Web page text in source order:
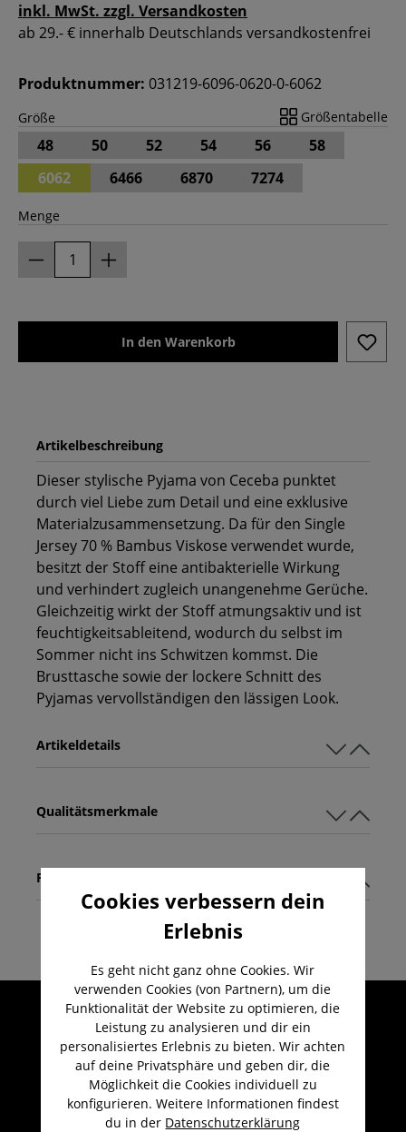
inkl. MwSt. zzgl. Versandkosten
ab 29.- € innerhalb Deutschlands versandkostenfrei
Produktnummer: 031219-6096-0620-0-6062
Größe Größentabelle
48 50 52 54 56
58
6062
6466 6870 7274
Menge
In den Warenkorb
Artikelbeschreibung
Dieser stylische Pyjama von Ceceba punktet
durch viel Liebe zum Detail und eine exklusive
Materialzusammensetzung. Da für den Single
Jersey 70 % Bambus Viskose verwendet wurde,
besitzt der Stoff eine antibakterielle Wirkung
und verhindert zugleich unangenehme Gerüche.
Gleichzeitig wirkt der Stoff atmungsaktiv und ist
feuchtigkeitsableitend, wodurch du selbst im
Sommer nicht ins Schwitzen kommst. Die
Brusttasche sowie der lockere Schnitt des
Pyjamas vervollständigen den lässigen Look.
Qualitätsmerkmale
Artikeldetails
Pflegehinweise
Umfangreicher Kundenservice
Kauf auf Rechnung
Kostenloser Versand ab 29,-€
Lieferzeit 1-3 Werktage
30 Tage kostenlose Retoure
Cookies verbessern dein
Erlebnis
Es geht nicht ganz ohne Cookies. Wir
verwenden Cookies (von Partnern), um die
Funktionalität der Website zu optimieren, die
Leistung zu analysieren und dir ein
personalisiertes Erlebnis zu bieten. Wir achten
auf deine Privatsphäre und geben dir, die
Möglichkeit die Cookies individuell zu
konfigurieren. Weitere Informationen findest
du in der Datenschutzerklärung